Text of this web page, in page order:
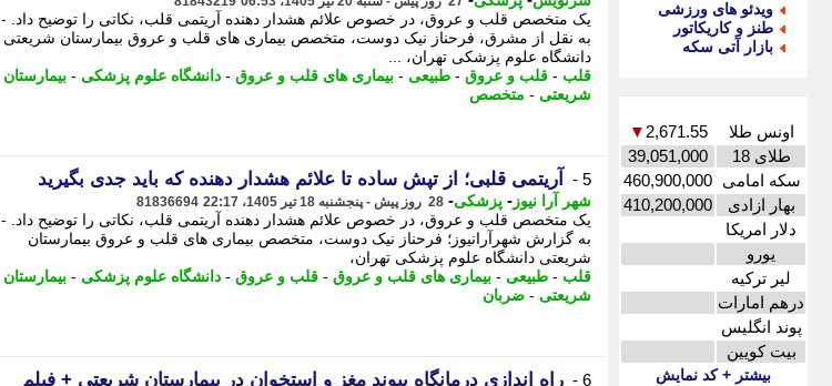
ویدئو های ورزشی
طنز و کاریکاتور
بازار آتی سکه
اونس طلا 2,671.55
▼
طلای 18
39,051,000
سکه امامی 460,900,000
بهار ازادی
410,200,000
دلار امریکا
یورو
لیر ترکیه
درهم امارات
پوند انگلیس
بیت کویین
بیشتر + کد نمایش
یک متخصص قلب و عروق، در خصوص علائم هشدار دهنده آریتمی قلب، نکاتی را توضیح داد. -
به نقل از مشرق، فرحناز نیک دوست، متخصص بیماری های قلب و عروق بیمارستان شریعتی
دانشگاه علوم پزشکی تهران، ...
قلب - قلب و عروق - طبیعی - بیماری های قلب و عروق - دانشگاه علوم پزشکی - بیمارستان
شریعتی - متخصص
5 - آریتمی قلبی؛ از تپش ساده تا علائم هشدار دهنده که باید جدی بگیرید
شهر آرا نیوز - پزشکی- 28 روز پیش - پنجشنبه 18 تیر 1405، 22:17 81836694
یک متخصص قلب و عروق، در خصوص علائم هشدار دهنده آریتمی قلب، نکاتی را توضیح داد. -
به گزارش شهرآرانیوز؛ فرحناز نیک دوست، متخصص بیماری های قلب و عروق بیمارستان
شریعتی دانشگاه علوم پزشکی تهران،
قلب - طبیعی - بیماری های قلب و عروق - قلب و عروق - دانشگاه علوم پزشکی - بیمارستان
شریعتی - ضربان
6 - راه اندازی درمانگاه پیوند مغز و استخوان در بیمارستان شریعتی + فیلم